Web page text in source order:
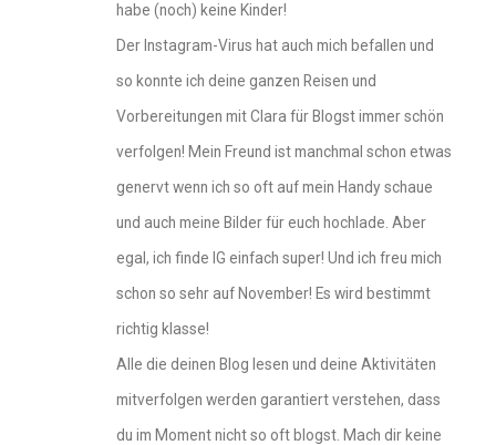
habe (noch) keine Kinder!
Der Instagram-Virus hat auch mich befallen und
so konnte ich deine ganzen Reisen und
Vorbereitungen mit Clara für Blogst immer schön
verfolgen! Mein Freund ist manchmal schon etwas
genervt wenn ich so oft auf mein Handy schaue
und auch meine Bilder für euch hochlade. Aber
egal, ich finde IG einfach super! Und ich freu mich
schon so sehr auf November! Es wird bestimmt
richtig klasse!
Alle die deinen Blog lesen und deine Aktivitäten
mitverfolgen werden garantiert verstehen, dass
du im Moment nicht so oft blogst. Mach dir keine